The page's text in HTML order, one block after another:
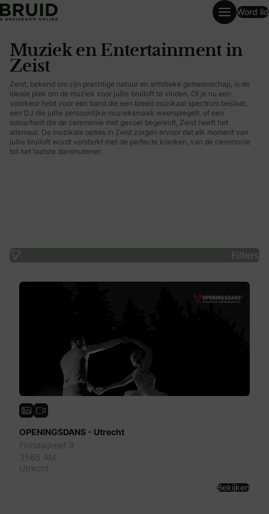
Word lid
Muziek en Entertainment in
Zeist
Zeist, bekend om zijn prachtige natuur en artistieke gemeenschap, is de
ideale plek om de muziek voor jullie bruiloft te vinden. Of je nu een
voorkeur hebt voor een band die een breed muzikaal spectrum beslaat,
een DJ die jullie persoonlijke muzieksmaak weerspiegelt, of een
soloartiest die de ceremonie met gevoel begeleidt, Zeist heeft het
allemaal. De muzikale opties in Zeist zorgen ervoor dat elk moment van
jullie bruiloft wordt versterkt met de perfecte klanken, van de ceremonie
tot het laatste dansnummer.
Filters
OPENINGSDANS - Utrecht
Floridadreef 9
3565 AM
Utrecht
Bekijken